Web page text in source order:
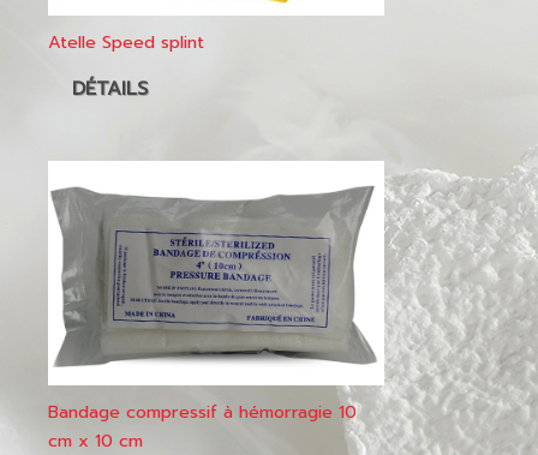
Atelle Speed splint
DÉTAILS
Bandage compressif à hémorragie 10
cm x 10 cm